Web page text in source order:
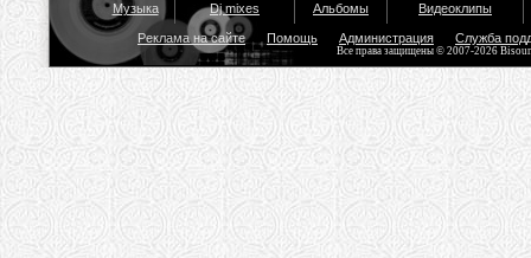
Музыка Dj mixes Альбомы Видеоклипы
Реклама на сайте Помощь Администрация Служба
Все права защищены © 2007-2026